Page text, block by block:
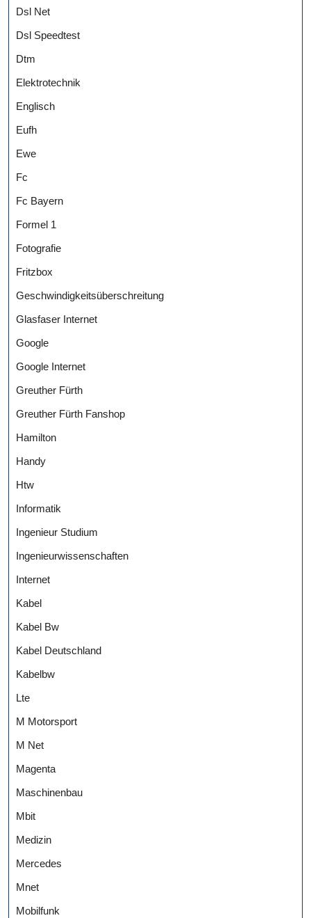
Dsl Net
Dsl Speedtest
Dtm
Elektrotechnik
Englisch
Eufh
Ewe
Fc
Fc Bayern
Formel 1
Fotografie
Fritzbox
Geschwindigkeitsüberschreitung
Glasfaser Internet
Google
Google Internet
Greuther Fürth
Greuther Fürth Fanshop
Hamilton
Handy
Htw
Informatik
Ingenieur Studium
Ingenieurwissenschaften
Internet
Kabel
Kabel Bw
Kabel Deutschland
Kabelbw
Lte
M Motorsport
M Net
Magenta
Maschinenbau
Mbit
Medizin
Mercedes
Mnet
Mobilfunk